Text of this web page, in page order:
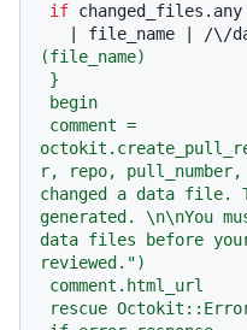
if
file_name | /\/
(file_name)
r, repo,
changed a data file.
generated. \n\nYou
data files before
reviewed.")